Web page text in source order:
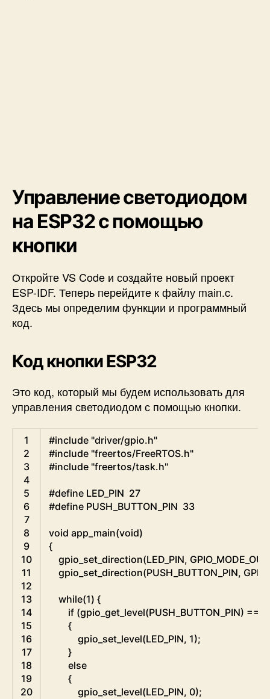
Управление светодиодом
на ESP32 с помощью
кнопки
Откройте VS Code и создайте новый проект
ESP-IDF. Теперь перейдите к файлу main.c.
Здесь мы определим функции и программный
код.
Код кнопки ESP32
Это код, который мы будем использовать для
управления светодиодом с помощью кнопки.
1
2
3
4
5
6
7
8
9
10
11
12
13
14
15
16
17
18
19
20
#include "driver/gpio.h"
#include "freertos/FreeRTOS.h"
#include "freertos/task.h"
#define LED_PIN  27
#define PUSH_BUTTON_PIN  33
void app_main(void)
{
gpio_set_direction(LED_PIN,
gpio_set_direction(PUSH_BUTTON_PIN,
while(1) {
if (gpio_get_level(PUSH_BUTTON_PIN) ==
{
gpio_set_level(LED_PIN, 1);
}
else
{
gpio_set_level(LED_PIN, 0);